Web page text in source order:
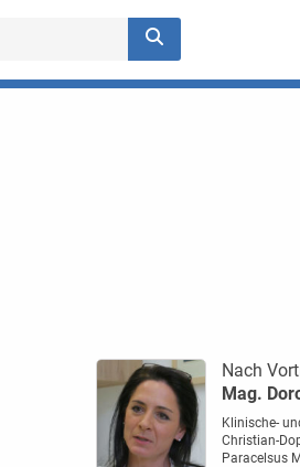
Nach
Mag.
Klinische-
Christian-
Paracelsus